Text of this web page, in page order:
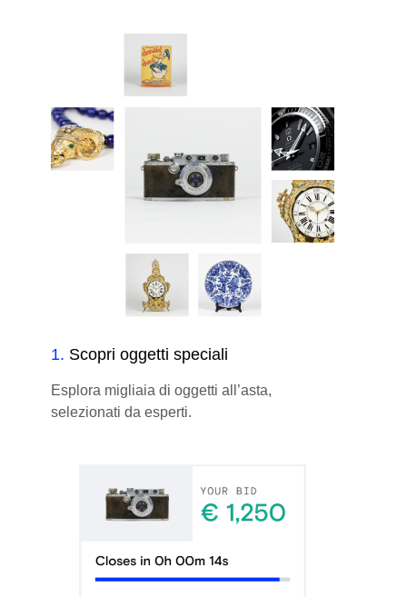
1. Scopri oggetti speciali
Esplora migliaia di oggetti all’asta,
selezionati da esperti.